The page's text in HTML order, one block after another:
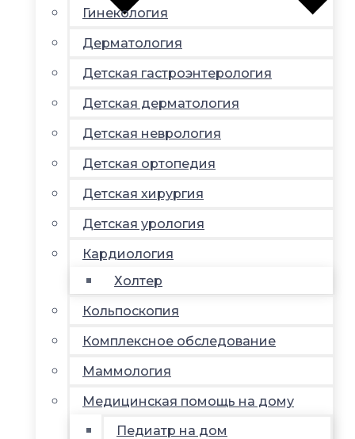
Гинекология
Дерматология
Детская гастроэнтерология
Детская дерматология
Детская неврология
Детская ортопедия
Детская хирургия
Детская урология
Кардиология
Холтер
Кольпоскопия
Комплексное обследование
Маммология
Медицинская помощь на дому
Педиатр на дом